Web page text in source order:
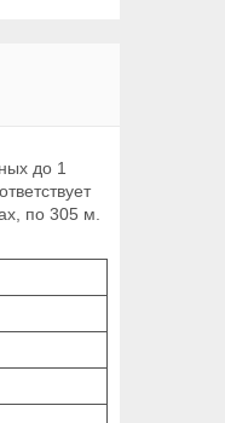
до 1
по 305 м.